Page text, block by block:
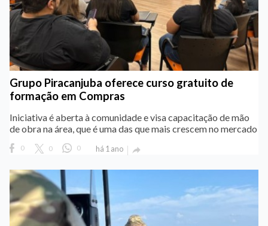
Grupo Piracanjuba oferece curso gratuito de
formação em Compras
Iniciativa é aberta à comunidade e visa capacitação de mão
de obra na área, que é uma das que mais crescem no mercado
0 0 0 há 1 ano 